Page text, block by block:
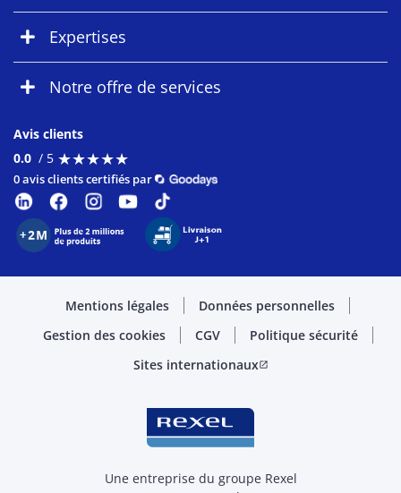
Expertises
Notre offre de services
Avis clients
0.0 / 5 ★★★★★
★★★★★
0 avis clients certifiés par
Mentions légales
Données personnelles
Gestion des cookies
CGV
Politique sécurité
Sites internationauxopen_in_new
Une entreprise du groupe Rexel